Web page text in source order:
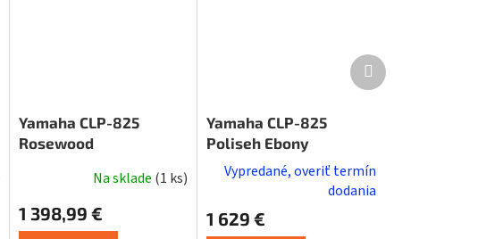
Yamaha CLP-825
Rosewood
Na sklade (1 ks)
1 398,99 €
Yamaha CLP-825
Poliseh Ebony
Vypredané, overiť termín
dodania
1 629 €
Ďalší
produkt